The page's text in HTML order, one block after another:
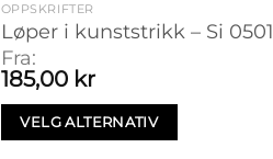
OPPSKRIFTER
Løper i kunststrikk – Si 0501
Fra:
185,00 kr
VELG ALTERNATIV